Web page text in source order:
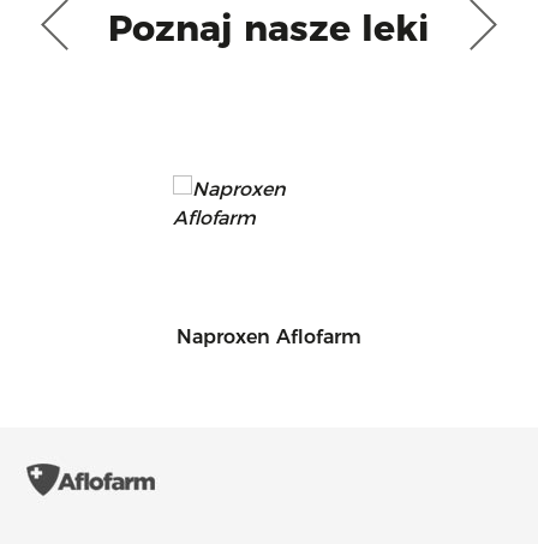
Poznaj nasze leki
Naproxen Aflofarm